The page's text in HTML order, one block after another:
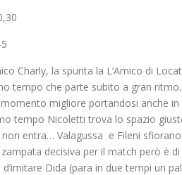
Charly, la spunta la L’Amico di
tempo che parte subito a gran
migliore portandosi anche
tempo Nicoletti trova lo spazio
entra… Valagussa e Fileni
decisiva per il match però è
Dida (para in due tempi un